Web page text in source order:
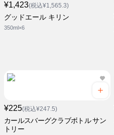
¥1,423(税込¥1,565.3)
グッドエール キリン
350ml×6
¥225(税込¥247.5)
カールスバーグクラブボトル サン
トリー